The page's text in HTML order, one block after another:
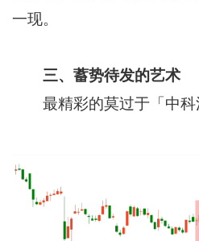
一现。
三、蓄势待发的艺术
最精彩的莫过于「中科